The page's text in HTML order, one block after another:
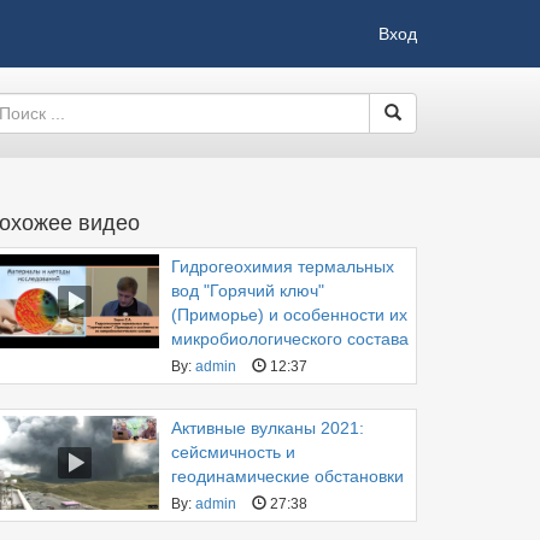
Вход
видео
Гидрогеохимия термальных
вод "Горячий ключ"
(Приморье) и особенности их
микробиологического состава
By: admin 12:37
Активные вулканы 2021:
сейсмичность и
геодинамические обстановки
By: admin 27:38